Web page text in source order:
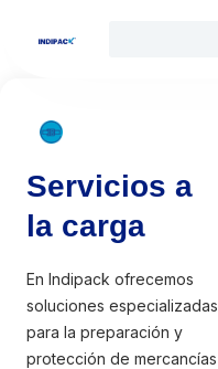
Servicios a
la carga
En Indipack ofrecemos
soluciones especializadas
para la preparación y
protección de mercancías